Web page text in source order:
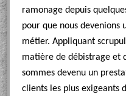
ramonage depuis
pour que nous devenions
métier. Appliquant
matière de débistrage et
sommes devenu un
clients les plus exigeants